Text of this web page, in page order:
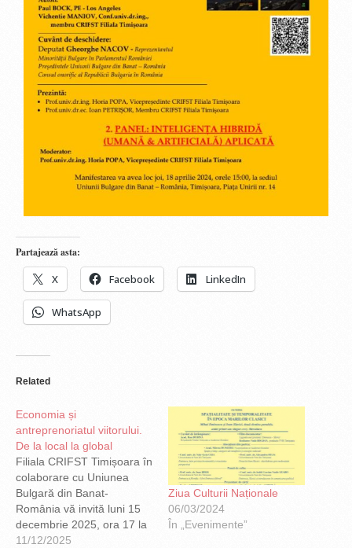
Partajează asta:
X Facebook LinkedIn
WhatsApp
Related
Economia și
antreprenoriatul viitorului.
De la local la global
Filiala CRIFST Timișoara în
colaborare cu Uniunea
Bulgară din Banat-
România vă invită luni 15
decembrie 2025, ora 17 la
sediul Uniunii Bulgare din
11/12/2025
Ziua Culturii Naționale
06/03/2024
În „Evenimente”